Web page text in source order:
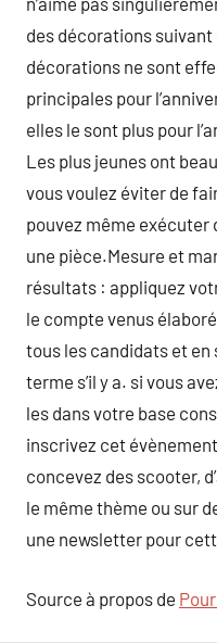
des décorations
décorations ne sont
principales pour
elles le sont plus pour
Les plus jeunes ont
vous voulez éviter de
pouvez même exécuter
une pièce.Mesure et
résultats : appliquez
le compte venus
tous les candidats et
terme s’il y a. si vous
les dans votre base
inscrivez cet
concevez des scooter,
le même thème ou sur
une newsletter pour
Source à propos de